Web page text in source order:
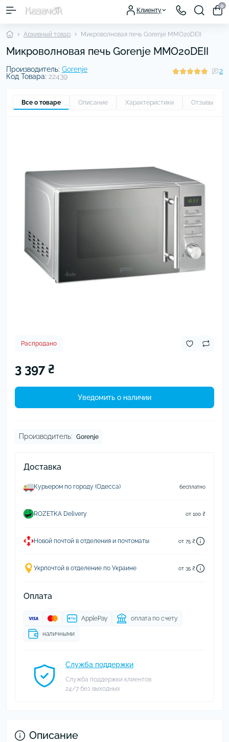
Клиенту
0
Архивный товар Микроволновая печь Gorenje MMO20DEII
Микроволновая печь Gorenje MMO20DEII
Производитель: Gorenje
Код Товара: 22439
2
Все о товаре Описание Характеристики Отзывы
Распродано
3 397 ₴
Уведомить о наличии
Производитель: Gorenje
Доставка
Курьером по городу (Одесса) бесплатно
ROZETKA Delivery от 100 ₴
Новой почтой в отделения и почтоматы от 75 ₴
Укрпочтой в отделение по Украине от 35 ₴
Оплата
ApplePay оплата по счету
наличными
Служба поддержки
Служба поддержки клиентов
24/7 без выходных
Описание